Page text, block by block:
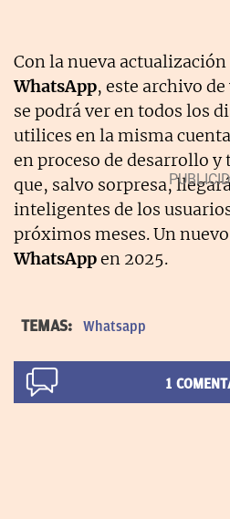
Con la nueva
WhatsApp, este archivo
se podrá ver en todos los
utilices en la misma
en proceso de desarrollo y
que, salvo sorpresa,
inteligentes de los
próximos meses. Un
WhatsAppen 2025.
TEMAS: Whatsapp
1